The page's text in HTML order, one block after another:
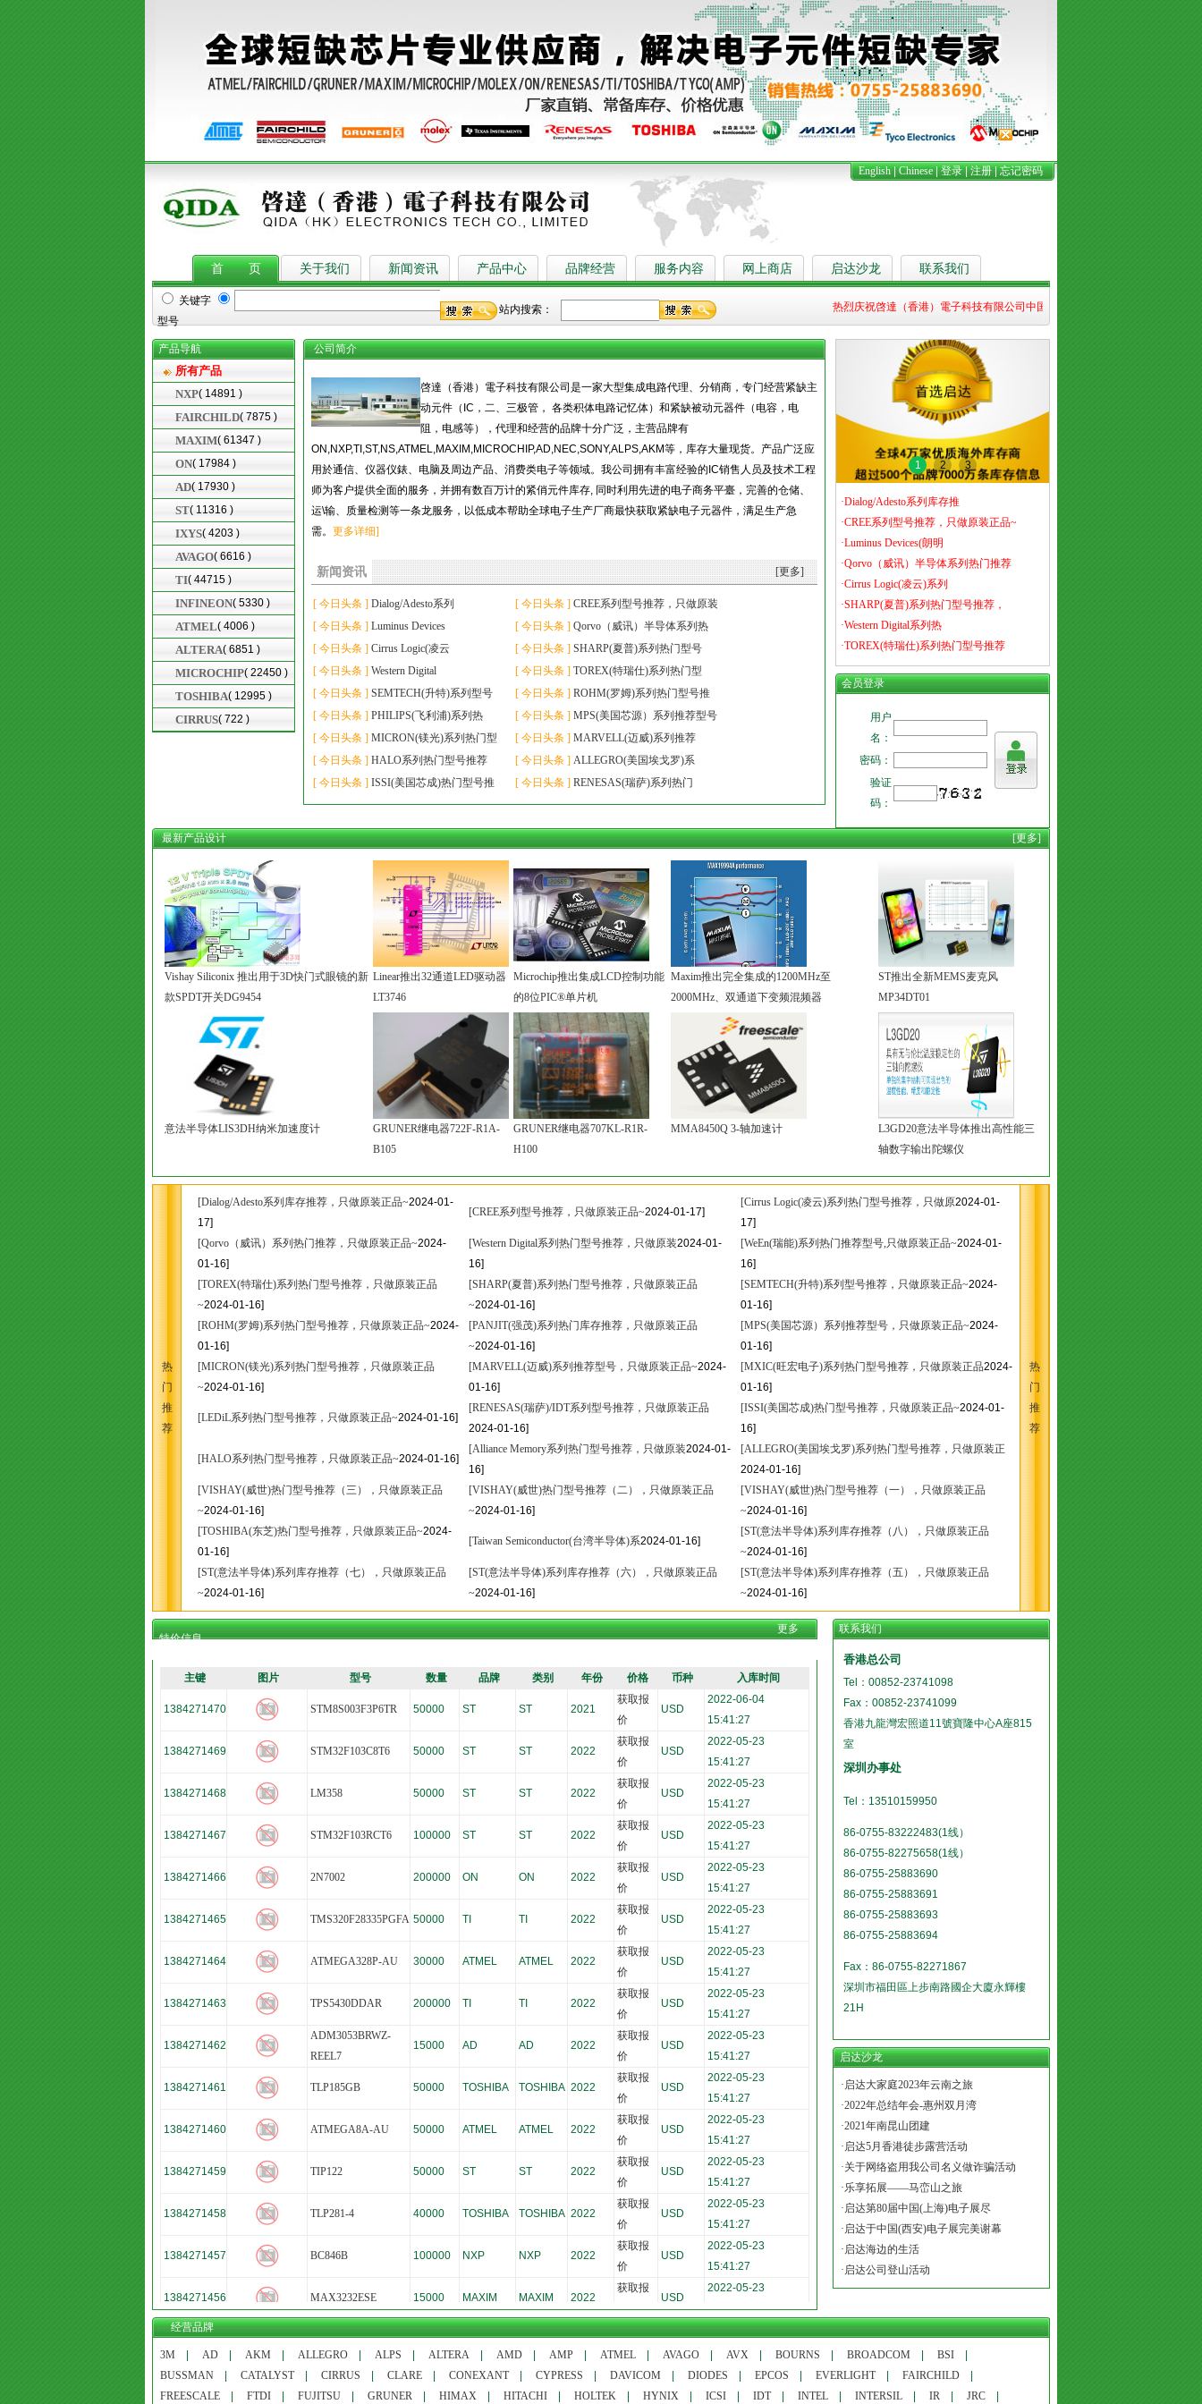
English|Chinese|登录|注册|忘记密码
首 页 关于我们 新闻资讯 产品中心 品牌经营 服务内容 网上商店 启达沙龙 联系我们
关键字
型号
站内搜索： 热烈庆祝啓達（香港）電子科技有限公司中国（上海）国际电子展圆满结束，
产品导航
所有产品
NXP( 14891 )
FAIRCHILD( 7875 )
MAXIM( 61347 )
ON( 17984 )
AD( 17930 )
ST( 11316 )
IXYS( 4203 )
AVAGO( 6616 )
TI( 44715 )
INFINEON( 5330 )
ATMEL( 4006 )
ALTERA( 6851 )
MICROCHIP( 22450 )
TOSHIBA( 12995 )
CIRRUS( 722 )
公司简介
啓達（香港）電子科技有限公司是一家大型集成电路代理、分销商，专门经营紧缺主
动元件（ IC， 二、 三极管， 各类积体电路记忆体） 和紧缺被动元器件（电容，电
阻，电感等），代理和经营的品牌十分广泛， 主营品牌有
ON,NXP,TI,ST,NS,ATMEL,MAXIM,MICROCHIP,AD,NEC,SONY,ALPS,AKM等，库存大量现货。 产品广泛应
用於通信、仪器仪錶、电脑及周边产品、消费类电子等领域。我公司拥有丰富经验的 IC销售人员及技术工程
师为客户提供全面的服务，并拥有数百万计的紧俏元件库存, 同时利用先进的电子商务平臺，完善的仓储、
运\输、质量检测等一条龙服务，以低成本帮助全球电子生产厂商最快获取紧缺电子元器件，满足生产急
需。 更多详细]
新闻资讯 [更多]
[ 今日头条 ] Dialog/Adesto系列 [ 今日头条 ] CREE系列型号推荐，只做原装
[ 今日头条 ] Luminus Devices [ 今日头条 ] Qorvo（威讯）半导体系列热
[ 今日头条 ] Cirrus Logic(凌云 [ 今日头条 ] SHARP(夏普)系列热门型号
[ 今日头条 ] Western Digital [ 今日头条 ] TOREX(特瑞仕)系列热门型
[ 今日头条 ] SEMTECH(升特)系列型号 [ 今日头条 ] ROHM(罗姆)系列热门型号推
[ 今日头条 ] PHILIPS(飞利浦)系列热 [ 今日头条 ] MPS(美国芯源）系列推荐型号
[ 今日头条 ] MICRON(镁光)系列热门型 [ 今日头条 ] MARVELL(迈威)系列推荐
[ 今日头条 ] HALO系列热门型号推荐 [ 今日头条 ] ALLEGRO(美国埃戈罗)系
[ 今日头条 ] ISSI(美国芯成)热门型号推 [ 今日头条 ] RENESAS(瑞萨)系列热门
1 2 3
·Dialog/Adesto系列库存推
·CREE系列型号推荐，只做原装正品~
·Luminus Devices(朗明
·Qorvo（威讯）半导体系列热门推荐
·Cirrus Logic(凌云)系列
·SHARP(夏普)系列热门型号推荐，
·Western Digital系列热
·TOREX(特瑞仕)系列热门型号推荐
会员登录
用户
名：
密码：
验证
码：
最新产品设计 [更多]
Vishay Siliconix 推出用于3D快门式眼镜的新
款SPDT开关DG9454
Linear推出32通道LED驱动器
LT3746
Microchip推出集成LCD控制功能
的8位PIC®单片机
Maxim推出完全集成的1200MHz至
2000MHz、双通道下变频混频器
ST推出全新MEMS麦克风
MP34DT01
意法半导体LIS3DH纳米加速度计
GRUNER继电器722F-R1A-
B105
GRUNER继电器707KL-R1R-
H100
MMA8450Q 3-轴加速计
L3GD20意法半导体推出高性能三
轴数字输出陀螺仪
热
门
推
荐
[Dialog/Adesto系列库存推荐，只做原装正品~2024-01-
17]
[CREE系列型号推荐，只做原装正品~2024-01-17]
[Cirrus Logic(凌云)系列热门型号推荐，只做原2024-01-
17]
[Qorvo（威讯）系列热门推荐，只做原装正品~2024-
01-16]
[Western Digital系列热门型号推荐，只做原装2024-01-
16]
[WeEn(瑞能)系列热门推荐型号,只做原装正品~2024-01-
16]
[TOREX(特瑞仕)系列热门型号推荐，只做原装正品
~2024-01-16]
[SHARP(夏普)系列热门型号推荐，只做原装正品
~2024-01-16]
[SEMTECH(升特)系列型号推荐，只做原装正品~2024-
01-16]
[ROHM(罗姆)系列热门型号推荐，只做原装正品~2024-
01-16]
[PANJIT(强茂)系列热门库存推荐，只做原装正品
~2024-01-16]
[MPS(美国芯源）系列推荐型号，只做原装正品~2024-
01-16]
[MICRON(镁光)系列热门型号推荐，只做原装正品
~2024-01-16]
[MARVELL(迈威)系列推荐型号，只做原装正品~2024-
01-16]
[MXIC(旺宏电子)系列热门型号推荐，只做原装正品2024-
01-16]
[LEDiL系列热门型号推荐，只做原装正品~2024-01-16]
[RENESAS(瑞萨)/IDT系列型号推荐，只做原装正品
2024-01-16]
[ISSI(美国芯成)热门型号推荐，只做原装正品~2024-01-
16]
[HALO系列热门型号推荐，只做原装正品~2024-01-16]
[Alliance Memory系列热门型号推荐，只做原装2024-01-
16]
[ALLEGRO(美国埃戈罗)系列热门型号推荐，只做原装正
2024-01-16]
[VISHAY(威世)热门型号推荐（三），只做原装正品
~2024-01-16]
[VISHAY(威世)热门型号推荐（二），只做原装正品
~2024-01-16]
[VISHAY(威世)热门型号推荐（一），只做原装正品
~2024-01-16]
[TOSHIBA(东芝)热门型号推荐，只做原装正品~2024-
01-16]
[Taiwan Semiconductor(台湾半导体)系2024-01-16]
[ST(意法半导体)系列库存推荐（八），只做原装正品
~2024-01-16]
[ST(意法半导体)系列库存推荐（七），只做原装正品
~2024-01-16]
[ST(意法半导体)系列库存推荐（六），只做原装正品
~2024-01-16]
[ST(意法半导体)系列库存推荐（五），只做原装正品
~2024-01-16]
热
门
推
荐
特价信息
更多
主键 图片 型号 数量 品牌 类别 年份 价格 币种 入库时间
1384271470 STM8S003F3P6TR 50000 ST ST 2021
获取报
价
USD
2022-06-04
15:41:27
1384271469 STM32F103C8T6 50000 ST ST 2022
获取报
价
USD
2022-05-23
15:41:27
1384271468 LM358 50000 ST ST 2022
获取报
价
USD
2022-05-23
15:41:27
1384271467 STM32F103RCT6 100000 ST ST 2022
获取报
价
USD
2022-05-23
15:41:27
1384271466 2N7002 200000 ON ON 2022
获取报
价
USD
2022-05-23
15:41:27
1384271465 TMS320F28335PGFA 50000 TI TI 2022
获取报
价
USD
2022-05-23
15:41:27
1384271464 ATMEGA328P-AU 30000 ATMEL ATMEL 2022
获取报
价
USD
2022-05-23
15:41:27
1384271463 TPS5430DDAR 200000 TI TI 2022
获取报
价
USD
2022-05-23
15:41:27
1384271462
ADM3053BRWZ-
REEL7
15000 AD AD 2022
获取报
价
USD
2022-05-23
15:41:27
1384271461 TLP185GB 50000 TOSHIBA TOSHIBA 2022
获取报
价
USD
2022-05-23
15:41:27
1384271460 ATMEGA8A-AU 50000 ATMEL ATMEL 2022
获取报
价
USD
2022-05-23
15:41:27
1384271459 TIP122 50000 ST ST 2022
获取报
价
USD
2022-05-23
15:41:27
1384271458 TLP281-4 40000 TOSHIBA TOSHIBA 2022
获取报
价
USD
2022-05-23
15:41:27
1384271457 BC846B 100000 NXP NXP 2022
获取报
价
USD
2022-05-23
15:41:27
1384271456 MAX3232ESE 15000 MAXIM MAXIM 2022
获取报
价
USD
2022-05-23
15:41:27
1384267134 PSCS0DHX0 15000 TOSHIBA TOSHIBA 2021
获取报
价
USD
2024-04-28
11:29:35
联系我们
香港总公司
Tel：00852-23741098
Fax：00852-23741099
香港九龍灣宏照道11號寶隆中心A座815
室
深圳办事处
Tel：13510159950
86-0755-83222483(1线）
86-0755-82275658(1线）
86-0755-25883690
86-0755-25883691
86-0755-25883693
86-0755-25883694
Fax：86-0755-82271867
深圳市福田區上步南路國企大廈永輝樓
21H
启达沙龙
·启达大家庭2023年云南之旅
·2022年总结年会-惠州双月湾
·2021年南昆山团建
·启达5月香港徒步露营活动
·关于网络盗用我公司名义做诈骗活动
·乐享拓展——马峦山之旅
·启达第80届中国(上海)电子展尽
·启达于中国(西安)电子展完美谢幕
·启达海边的生活
·启达公司登山活动
经营品牌
3M AD AKM ALLEGRO ALPS ALTERA AMD AMP ATMEL AVAGO AVX BOURNS BROADCOM BSI
BUSSMAN
CATALYST| CIRRUS CLARE CONEXANT| CYPRESS DAVICOM DIODES EPCOS EVERLIGHT| FAIRCHILD
FREESCALE
FTDI FUJITSU GRUNER HIMAX HITACHI HOLTEK HYNIX ICSI IDT| INTEL INTERSIL IR JRC